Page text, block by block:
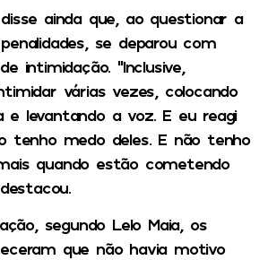
ainda que, ao questionar a
se deparou com
intimidação. “Inclusive,
várias vezes, colocando
levantando a voz. E eu reagi
tenho medo deles. E não tenho
quando estão cometendo
segundo Lelo Maia, os
que não havia motivo